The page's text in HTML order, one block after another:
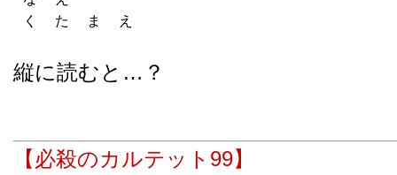
く
た ま え
縦に読むと…？
【必殺のカルテット99】